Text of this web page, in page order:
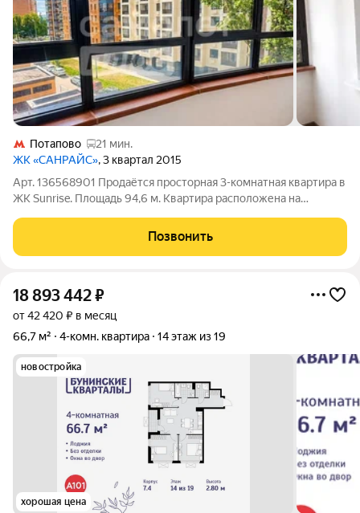
Потапово
21 мин.
ЖК «САНРАЙС», 3 квартал 2015
Арт. 136568901 Продаётся просторная 3-комнатная квартира в
ЖК Sunrise. Площадь 94,6 м. Квартира расположена на
планировка: три
Позвонить
18 893 442₽
от 42 420 ₽ в месяц
66,7 м²
4-комн. квартира 14 этаж из 19
новостройка
хорошая цена